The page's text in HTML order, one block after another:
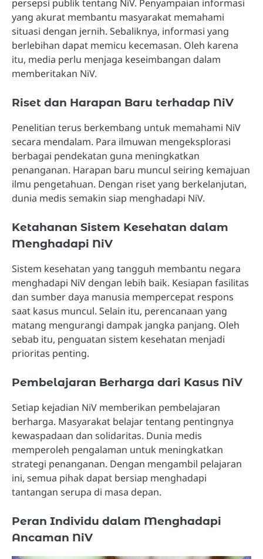
persepsi publik tentang NiV. Penyampaian informasi
yang akurat membantu masyarakat memahami
situasi dengan jernih. Sebaliknya, informasi yang
berlebihan dapat memicu kecemasan. Oleh karena
itu, media perlu menjaga keseimbangan dalam
memberitakan NiV.
Riset dan Harapan Baru terhadap NiV
Penelitian terus berkembang untuk memahami NiV
secara mendalam. Para ilmuwan mengeksplorasi
berbagai pendekatan guna meningkatkan
penanganan. Harapan baru muncul seiring kemajuan
ilmu pengetahuan. Dengan riset yang berkelanjutan,
dunia medis semakin siap menghadapi NiV.
Ketahanan Sistem Kesehatan dalam
Menghadapi NiV
Sistem kesehatan yang tangguh membantu negara
menghadapi NiV dengan lebih baik. Kesiapan fasilitas
dan sumber daya manusia mempercepat respons
saat kasus muncul. Selain itu, perencanaan yang
matang mengurangi dampak jangka panjang. Oleh
sebab itu, penguatan sistem kesehatan menjadi
prioritas penting.
Pembelajaran Berharga dari Kasus NiV
Setiap kejadian NiV memberikan pembelajaran
berharga. Masyarakat belajar tentang pentingnya
kewaspadaan dan solidaritas. Dunia medis
memperoleh pengalaman untuk meningkatkan
strategi penanganan. Dengan mengambil pelajaran
ini, semua pihak dapat bersiap menghadapi
tantangan serupa di masa depan.
Peran Individu dalam Menghadapi
Ancaman NiV